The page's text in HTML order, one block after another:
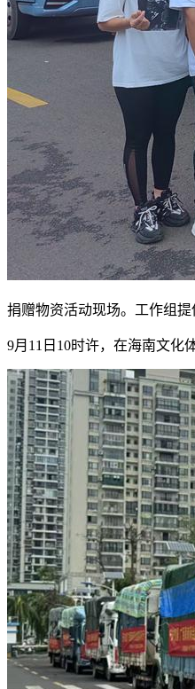
捐赠物资活动现场。工作组提
9月11日10时许，在海南文化